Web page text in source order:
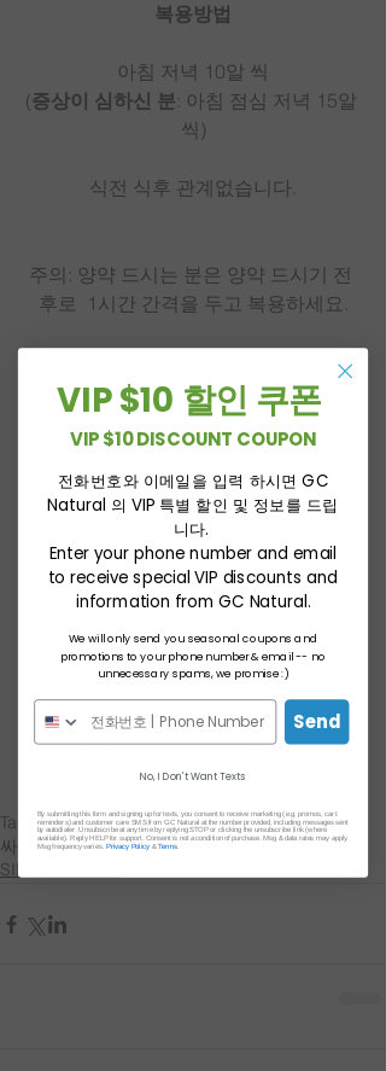
복용방법
아침 저녁 10알 씩
(증상이 심하신 분: 아침 점심 저녁 15알
씩)
식전 식후 관계없습니다.
주의: 양약 드시는 분은 양약 드시기 전
후로  1시간 간격을 두고 복용하세요.
* 증상에따라 복용방법이 다르고 효과역
시 다릅니다.
한의학 전문의와 상담을 통하여 복용방
법과 주의사항을 확인하세요.
*These statements have not been
evaluated by the Food & Drug
Administration. This product is not
prevent any disease. Information on
this website and affiliated GC Natural
websites is for information only and is
not intended to be a substitute for
professional medical advice.
Tags:
싸이너스헬스만성비염두통
SINUS HEALTH
VIP $10 할인 쿠폰
VIP $10 DISCOUNT COUPON
전화번호와 이메일을 입력 하시면 GC
Natural 의 VIP 특별 할인 및 정보를 드립
니다.
Enter your phone number and email
to receive special VIP discounts and
information from GC Natural.
We will only send you seasonal coupons and
promotions to your phone number & email -- no
unnecessary spams, we promise :)
Send
No, I Don't Want Texts
By submitting this form and signing up for texts, you consent to receive marketing (e.g. promos, cart
reminders) and customer care SMS from GC Natural at the number provided, including messages sent
by autodialer. Unsubscribe at any time by replying STOP or clicking the unsubscribe link (where
available). Reply HELP for support. Consent is not a condition of purchase. Msg & data rates may apply.
Msg frequency varies. Privacy Policy &Terms